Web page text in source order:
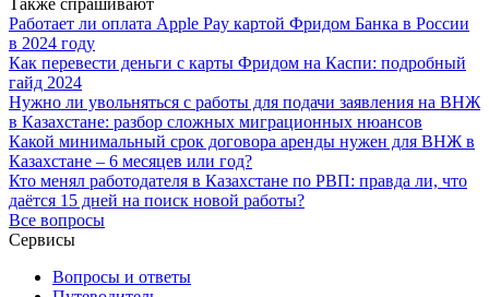
Работает ли оплата Apple Pay картой Фридом Банка в России
в 2024 году
Как перевести деньги с карты Фридом на Каспи: подробный
гайд 2024
Нужно ли увольняться с работы для подачи заявления на ВНЖ
в Казахстане: разбор сложных миграционных нюансов
Какой минимальный срок договора аренды нужен для ВНЖ в
Казахстане – 6 месяцев или год?
Кто менял работодателя в Казахстане по РВП: правда ли, что
даётся 15 дней на поиск новой работы?
Все вопросы
Сервисы
Вопросы и ответы